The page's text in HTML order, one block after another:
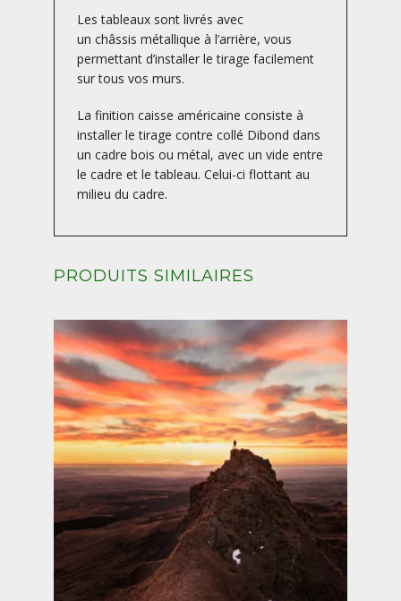
Les tableaux sont livrés avec
un châssis métallique à l’arrière, vous
permettant d’installer le tirage facilement
sur tous vos murs.
La finition caisse américaine consiste à
installer le tirage contre collé Dibond dans
un cadre bois ou métal, avec un vide entre
le cadre et le tableau. Celui-ci flottant au
milieu du cadre.
PRODUITS SIMILAIRES